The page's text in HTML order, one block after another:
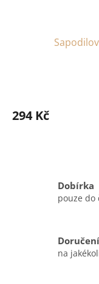
294 Kč
Dobírka
pouze do
na